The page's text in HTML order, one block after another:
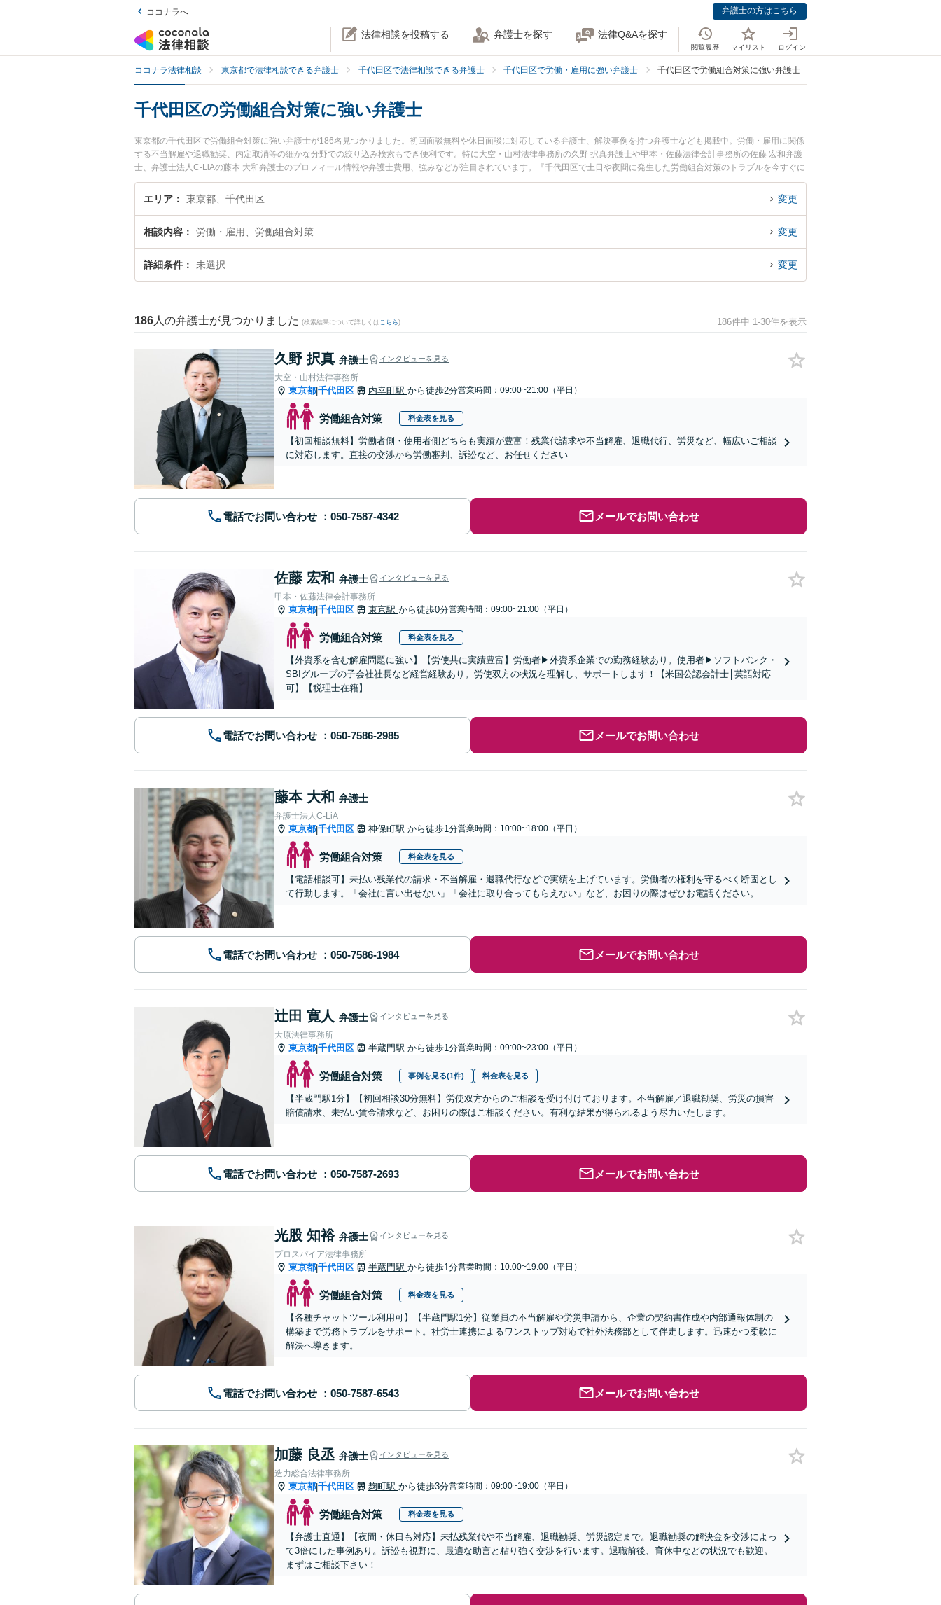
ココナラへ 弁護士の方はこちら
法律相談を投稿する 弁護士を探す 法律Q&Aを探す
閲覧履歴 マイリスト ログイン
ココナラ法律相談 東京都で法律相談できる弁護士 千代田区で法律相談できる弁護士 千代田区で労働・雇用に強い弁護士 千代田区で労働組合対策に強い弁護士
千代田区の労働組合対策に強い弁護士
東京都の千代田区で労働組合対策に強い弁護士が186名見つかりました。初回面談無料や休日面談に対応している弁護士、解決事例を持つ弁護士なども掲載中。労働・雇用に関係
する不当解雇や退職勧奨、内定取消等の細かな分野での絞り込み検索もでき便利です。特に大空・山村法律事務所の久野 択真弁護士や甲本・佐藤法律会計事務所の佐藤 宏和弁護
士、弁護士法人C-LiAの藤本 大和弁護士のプロフィール情報や弁護士費用、強みなどが注目されています。『千代田区で土日や夜間に発生した労働組合対策のトラブルを今すぐに
弁護士に相談したい』『労働組合対策のトラブル解決の実績豊富な近くの弁護士を検索したい』『初回相談無料で労働組合対策を法律相談できる千代田区内の弁護士に相談予約し
たい』などでお困りの相談者さんにおすすめです。
エリア 東京都、千代田区 変更
相談内容 労働・雇用、労働組合対策 変更
詳細条件 未選択 変更
186 人の弁護士が見つかりました (検索結果について詳しくは こちら) 186件中 1-30件を表示
久野 択真 弁護士 インタビューを見る
大空・山村法律事務所
東京都|千代田区 内幸町駅 から徒歩2分営業時間：09:00~21:00（平日）
労働組合対策 料金表を見る
【初回相談無料】労働者側・使用者側どちらも実績が豊富！残業代請求や不当解雇、退職代行、労災など、幅広いご相談
に対応します。直接の交渉から労働審判、訴訟など、お任せください
電話でお問い合わせ メールでお問い合わせ
佐藤 宏和 弁護士 インタビューを見る
甲本・佐藤法律会計事務所
東京都|千代田区 東京駅 から徒歩0分営業時間：09:00~21:00（平日）
労働組合対策 料金表を見る
【外資系を含む解雇問題に強い】【労使共に実績豊富】労働者▶︎外資系企業での勤務経験あり。使用者▶︎ソフトバンク・
SBIグループの子会社社長など経営経験あり。労使双方の状況を理解し、サポートします！【米国公認会計士│英語対応
可】【税理士在籍】
電話でお問い合わせ メールでお問い合わせ
藤本 大和 弁護士
弁護士法人C-LiA
東京都|千代田区 神保町駅 から徒歩1分営業時間：10:00~18:00（平日）
労働組合対策 料金表を見る
【電話相談可】未払い残業代の請求・不当解雇・退職代行などで実績を上げています。労働者の権利を守るべく断固とし
て行動します。「会社に言い出せない」「会社に取り合ってもらえない」など、お困りの際はぜひお電話ください。
電話でお問い合わせ メールでお問い合わせ
辻田 寛人 弁護士 インタビューを見る
大原法律事務所
東京都|千代田区 半蔵門駅 から徒歩1分営業時間：09:00~23:00（平日）
労働組合対策 事例を見る(1件) 料金表を見る
【半蔵門駅1分】【初回相談30分無料】労使双方からのご相談を受け付けております。不当解雇／退職勧奨、労災の損害
賠償請求、未払い賃金請求など、お困りの際はご相談ください。有利な結果が得られるよう尽力いたします。
電話でお問い合わせ メールでお問い合わせ
光股 知裕 弁護士 インタビューを見る
プロスパイア法律事務所
東京都|千代田区 半蔵門駅 から徒歩1分営業時間：10:00~19:00（平日）
労働組合対策 料金表を見る
【各種チャットツール利用可】【半蔵門駅1分】従業員の不当解雇や労災申請から、企業の契約書作成や内部通報体制の
構築まで労務トラブルをサポート。社労士連携によるワンストップ対応で社外法務部として伴走します。迅速かつ柔軟に
解決へ導きます。
電話でお問い合わせ メールでお問い合わせ
加藤 良丞 弁護士 インタビューを見る
造力総合法律事務所
東京都|千代田区 麹町駅 から徒歩3分営業時間：09:00~19:00（平日）
労働組合対策 料金表を見る
【弁護士直通】【夜間・休日も対応】未払残業代や不当解雇、退職勧奨、労災認定まで。退職勧奨の解決金を交渉によっ
て3倍にした事例あり。訴訟も視野に、最適な助言と粘り強く交渉を行います。退職前後、育休中などの状況でも歓迎。
まずはご相談下さい！